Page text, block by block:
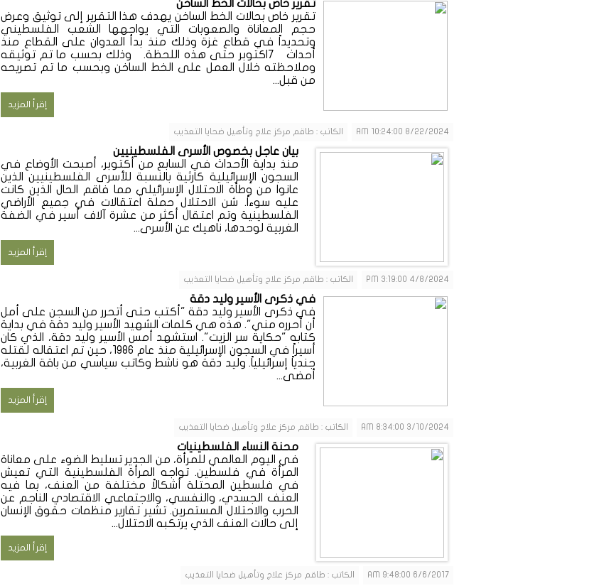
تقرير خاص بحالات الخط الساخن
تقرير خاص بحالات الخط الساخن يهدف هذا التقرير إلى توثيق وعرض
حجم المعاناة والصعوبات التي يواجهها الشعب الفلسطيني
وتحديداً في قطاع غزة وذلك منذ بدأ العدوان على القطاع منذ
أحداث 7اكتوبر حتى هذه اللحظة. وذلك بحسب ما تم توثيقه
وملاحظته خلال العمل على الخط الساخن وبحسب ما تم تصريحه
من قبل...
إقرأ المزيد
8/22/2024 10:24:00 AM الكاتب : طاقم مركز علاج وتأهيل ضحايا التعذيب
بيان عاجل بخصوص الأسرى الفلسطينيين
منذ بداية الأحداث في السابع من أكتوبر، أصبحت الأوضاع في
السجون الإسرائيلية كارثية بالنسبة للأسرى الفلسطينيين الذين
عانوا من وطأة الاحتلال الإسرائيلي مما فاقم الحال الذين كانت
عليه سوءاً. شن الاحتلال حملة اعتقالات في جميع الأراضي
الفلسطينية وتم اعتقال أكثر من عشرة آلاف أسير في الضفة
الغربية لوحدها، ناهيك عن الأسرى...
إقرأ المزيد
4/8/2024 3:19:00 PM الكاتب : طاقم مركز علاج وتأهيل ضحايا التعذيب
في ذكرى الأسير وليد دقة
في ذكرى الأسير وليد دقة "أكتب حتى أتحرر من السجن على أمل
أن أحرره مني". هذه هي كلمات الشهيد الأسير وليد دقة في بداية
كتابه "حكاية سر الزيت". استشهد أمس الأسير وليد دقة، الذي كان
أسيراً في السجون الإسرائيلية منذ عام 1986، حين تم اعتقاله لقتله
جندياً إسرائيلياً. وليد دقة هو ناشط وكاتب سياسي من باقة الغربية،
أمضى...
إقرأ المزيد
3/10/2024 8:34:00 AM الكاتب : طاقم مركز علاج وتأهيل ضحايا التعذيب
محنة النساء الفلسطينيات
في اليوم العالمي للمرأة، من الجدير تسليط الضوء على معاناة
المرأة في فلسطين. تواجه المرأة الفلسطينية التي تعيش
في فلسطين المحتلة أشكالاً مختلفة من العنف، بما فيه
العنف الجسدي، والنفسي، والاجتماعي الاقتصادي الناجم عن
الحرب والاحتلال المستمرين. تشير تقارير منظمات حقوق الإنسان
إلى حالات العنف الذي يرتكبه الاحتلال...
إقرأ المزيد
6/6/2017 9:48:00 AM الكاتب : طاقم مركز علاج وتأهيل ضحايا التعذيب